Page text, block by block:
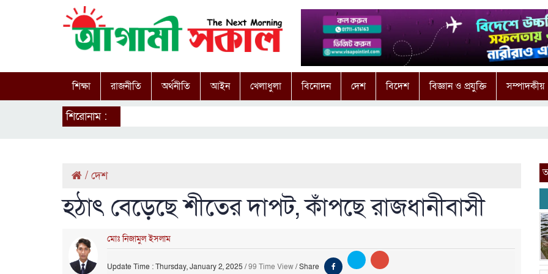
শিক্ষা রাজনীতি অর্থনীতি আইন খেলাধুলা বিনোদন দেশ বিদেশ বিজ্ঞান ও প্রযুক্তি সম্পাদকীয়
শিরোনাম :
/ দেশ
হঠাৎ বেড়েছে শীতের দাপট, কাঁপছে রাজধানীবাসী
মোঃ নিজামুল ইসলাম
Update Time : Thursday, January 2, 2025 /99 Time View/Share